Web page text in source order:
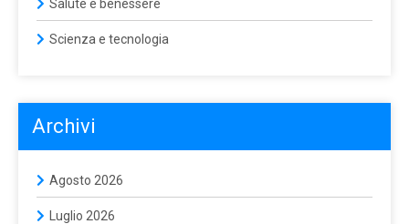
Salute e benessere
Scienza e tecnologia
Archivi
Agosto 2026
Luglio 2026